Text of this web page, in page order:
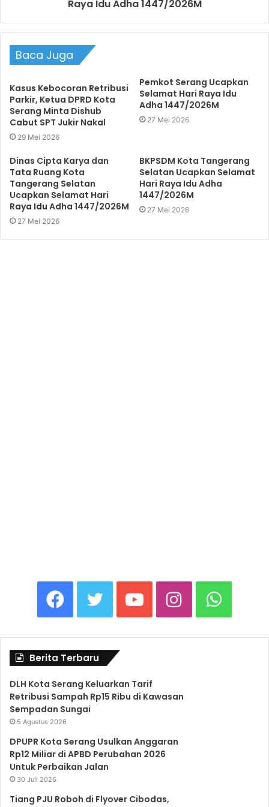
Raya Idu Adha 1447/2026M
Baca Juga
Kasus Kebocoran Retribusi
Parkir, Ketua DPRD Kota
Serang Minta Dishub
Cabut SPT Jukir Nakal
29 Mei 2026
Pemkot Serang Ucapkan
Selamat Hari Raya Idu
Adha 1447/2026M
27 Mei 2026
Dinas Cipta Karya dan
Tata Ruang Kota
Tangerang Selatan
Ucapkan Selamat Hari
Raya Idu Adha 1447/2026M
27 Mei 2026
BKPSDM Kota Tangerang
Selatan Ucapkan Selamat
Hari Raya Idu Adha
1447/2026M
27 Mei 2026
a
c
e
b
w
i
t
o
u
n
h
Berita Terbaru
DLH Kota Serang Keluarkan Tarif
Retribusi Sampah Rp15 Ribu di Kawasan
Sempadan Sungai
5 Agustus 2026
DPUPR Kota Serang Usulkan Anggaran
Rp12 Miliar di APBD Perubahan 2026
Untuk Perbaikan Jalan
30 Juli 2026
Tiang PJU Roboh di Flyover Cibodas,